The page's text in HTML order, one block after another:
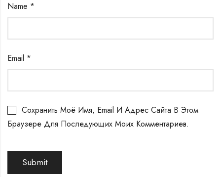
Name *
Email *
Сохранить Моё Имя, Email И Адрес Сайта В Этом
Браузере Для Последующих Моих Комментариев.